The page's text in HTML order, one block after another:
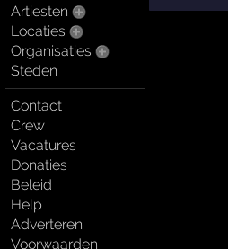
Artiesten
Locaties
Organisaties
Steden
Contact
Crew
Vacatures
Donaties
Beleid
Help
Adverteren
Voorwaarden